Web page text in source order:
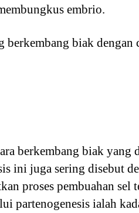
embrio.
berkembang biak
berkembang biak
ini juga sering disebut
proses pembuahan
partenogenesis ialah